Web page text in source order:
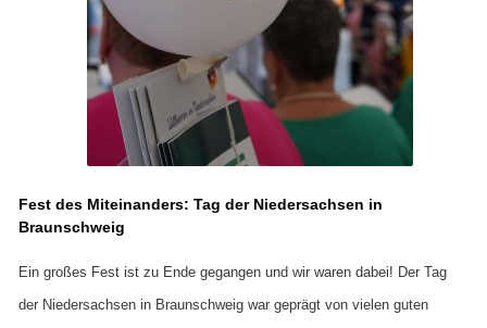
Fest des Miteinanders: Tag der Niedersachsen in
Braunschweig
Ein großes Fest ist zu Ende gegangen und wir waren dabei! Der Tag
der Niedersachsen in Braunschweig war geprägt von vielen guten